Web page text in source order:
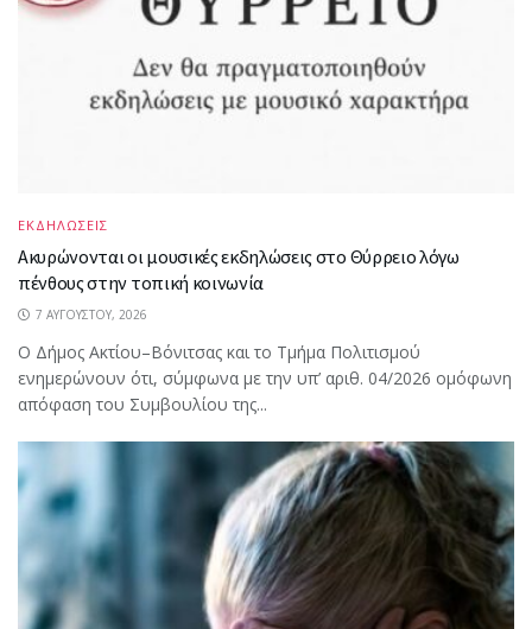
ΕΚΔΗΛΩΣΕΙΣ
Ακυρώνονται οι μουσικές εκδηλώσεις στο Θύρρειο λόγω
πένθους στην τοπική κοινωνία
7 ΑΥΓΟΎΣΤΟΥ, 2026
Ο Δήμος Ακτίου–Βόνιτσας και το Τμήμα Πολιτισμού
ενημερώνουν ότι, σύμφωνα με την υπ’ αριθ. 04/2026 ομόφωνη
απόφαση του Συμβουλίου της...